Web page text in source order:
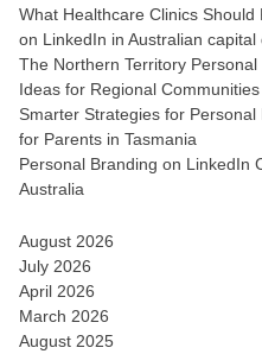
What Healthcare Clinics
on LinkedIn in Australian capital
The Northern Territory
Ideas for Regional Communities
Smarter Strategies for
for Parents in Tasmania
Personal Branding on LinkedIn
Australia
August 2026
July 2026
April 2026
March 2026
August 2025